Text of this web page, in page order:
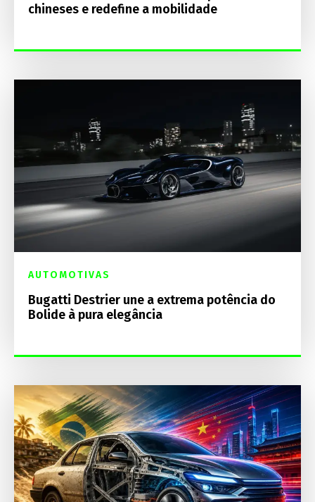
chineses e redefine a mobilidade
AUTOMOTIVAS
Bugatti Destrier une a extrema potência do
Bolide à pura elegância